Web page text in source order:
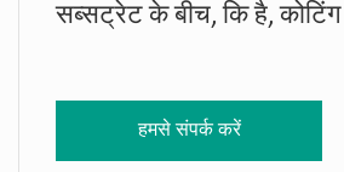
सब्सट्रेट के बीच, कि है, कोटिंग
हमसे संपर्क करें